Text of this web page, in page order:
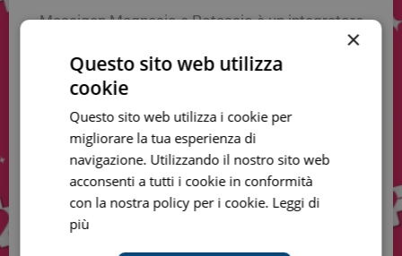
Massigen Magnesio e Potassio è un integratore
alimentare con sali minerali e vitamina A, C, E.
Gusto arancia rossa. In confezione da 30 buste
per un trattamento completo di almeno un mese.
€ 12,90 € 6,45
×
Questo sito web utilizza
cookie
Questo sito web utilizza i cookie per
migliorare la tua esperienza di
navigazione. Utilizzando il nostro sito web
acconsenti a tutti i cookie in conformità
con la nostra policy per i cookie. Leggi di
più